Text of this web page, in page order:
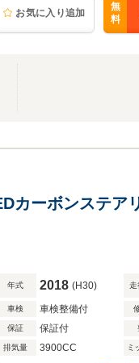
お気に入り追加
無
料
ーボンステア
年式 2018 (H30)
車検 車検整備付
保証 保証付
排気量 3900CC ミ